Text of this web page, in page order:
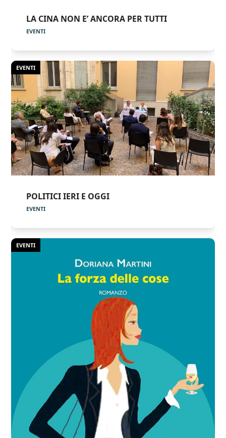
LA CINA NON E’ ANCORA PER TUTTI
EVENTI
EVENTI
POLITICI IERI E OGGI
EVENTI
EVENTI